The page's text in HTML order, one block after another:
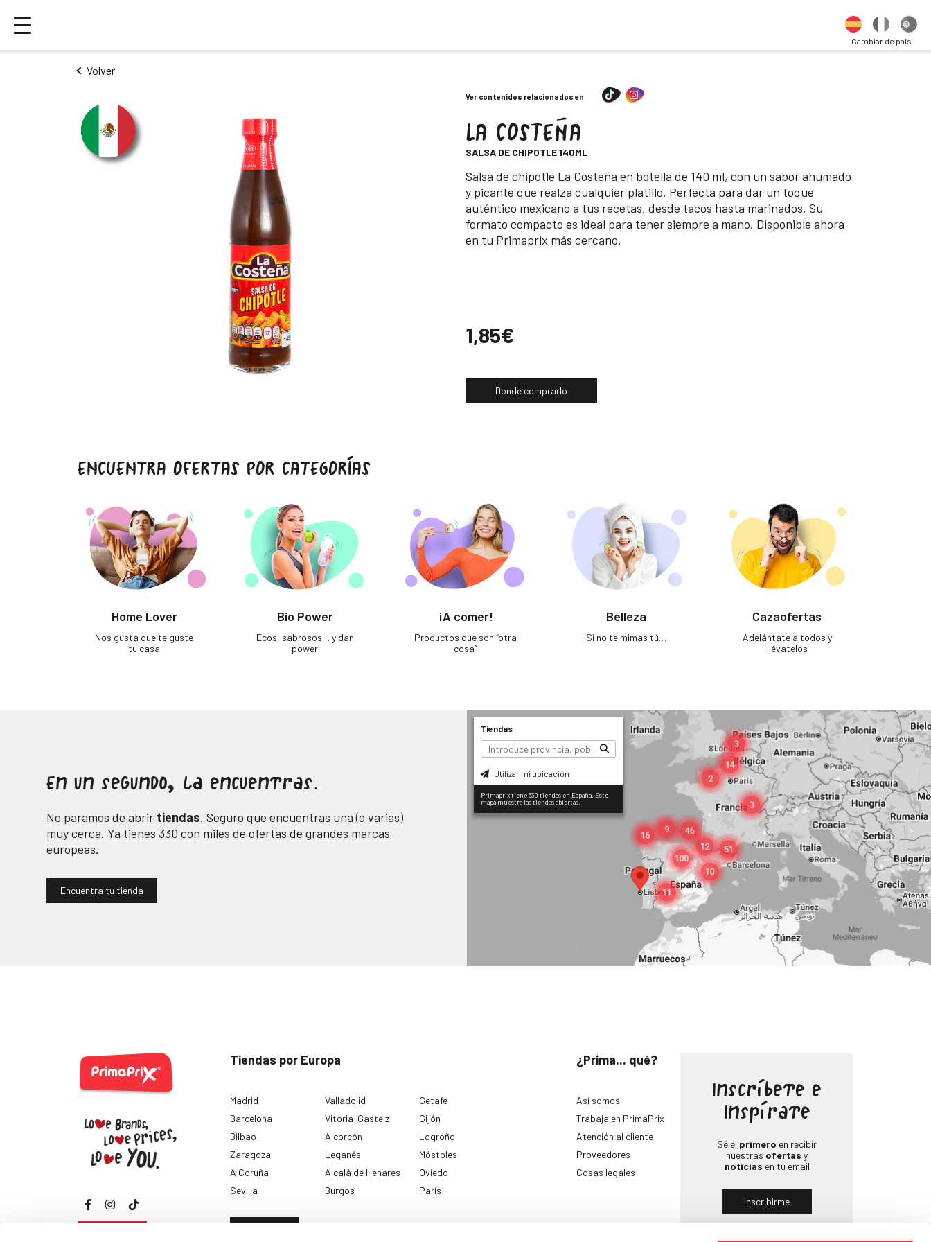
Cambiar de país
Volver
Ver contenidos relacionados en
LA COSTEÑA
SALSA DE CHIPOTLE 140ML
Descripción
Salsa de chipotle La Costeña en botella de 140 ml, con un sabor ahumado
y picante que realza cualquier platillo. Perfecta para dar un toque
auténtico mexicano a tus recetas, desde tacos hasta marinados. Su
formato compacto es ideal para tener siempre a mano. Disponible ahora
en tu Primaprix más cercano.
Precio
1,85€
Donde comprarlo
ENCUENTRA OFERTAS POR CATEGORÍAS
Home Lover
Nos gusta que te guste
tu casa
Bio Power
Ecos, sabrosos… y dan
power
¡A comer!
Productos que son “otra
cosa”
Belleza
Si no te mimas tú…
Cazaofertas
Adelántate a todos y
llévatelos
En un segundo, la encuentras.
No paramos de abrir tiendas. Seguro que encuentras una (o varias)
muy cerca. Ya tienes 330 con miles de ofertas de grandes marcas
europeas.
Encuentra tu tienda
Tiendas
Utilizar mi ubicación
Primaprix tiene 330 tiendas en España. Este
mapa muestra las tiendas abiertas.
Tiendas por Europa
Madrid
Barcelona
Bilbao
Zaragoza
A Coruña
Sevilla
Valladolid
Vitoria-Gasteiz
Alcorcón
Leganés
Alcalá de Henares
Burgos
Getafe
Gijón
Logroño
Móstoles
Oviedo
París
¿Prima... qué?
Así somos
Trabaja en PrimaPrix
Atención al cliente
Proveedores
Cosas legales
Inscríbete e
Inspírate
Sé el primero en recibir
nuestras ofertas y
noticias en tu email
Inscribirme